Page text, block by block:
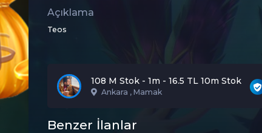
Açıklama
Teos
108 M Stok - 1m - 16.5 TL 10m Stok
Ankara , Mamak
Benzer İlanlar